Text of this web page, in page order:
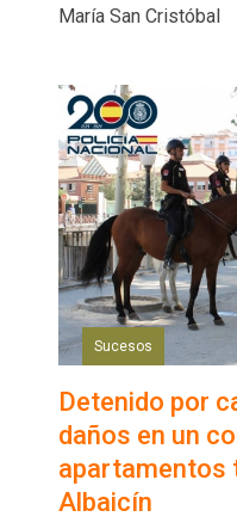
María San Cristóbal
Sucesos
Detenido por
daños en un
apartamentos
Albaicín